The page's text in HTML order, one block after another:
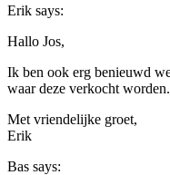
Erik says:
Hallo Jos,
Ik ben ook erg benieuwd
waar deze verkocht
Met vriendelijke groet,
Erik
Bas says: